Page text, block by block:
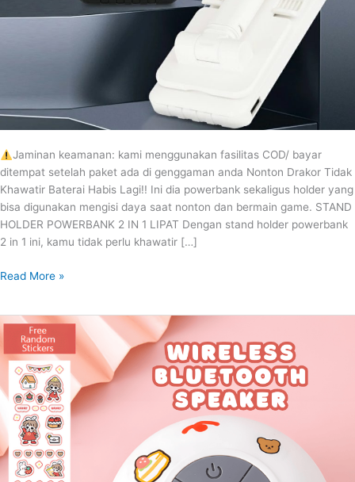
Jaminan keamanan: kami menggunakan fasilitas COD/ bayar
ditempat setelah paket ada di genggaman anda Nonton Drakor Tidak
Khawatir Baterai Habis Lagi!! Ini dia powerbank sekaligus holder yang
bisa digunakan mengisi daya saat nonton dan bermain game. STAND
HOLDER POWERBANK 2 IN 1 LIPAT Dengan stand holder powerbank
2 in 1 ini, kamu tidak perlu khawatir […]
Read More »
WIRELESS
BLUETOOTH
SPEAKER